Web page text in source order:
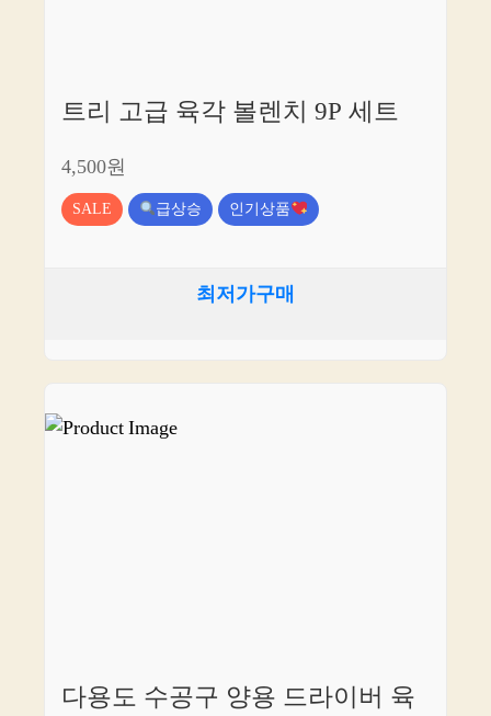
트리 고급 육각 볼렌치 9P 세트
4,500원
SALE 급상승 인기상품
최저가구매
다용도 수공구 양용 드라이버 육